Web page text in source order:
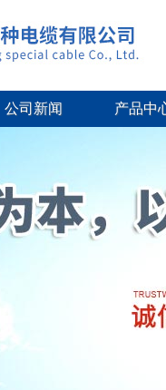
公司新闻 产品中